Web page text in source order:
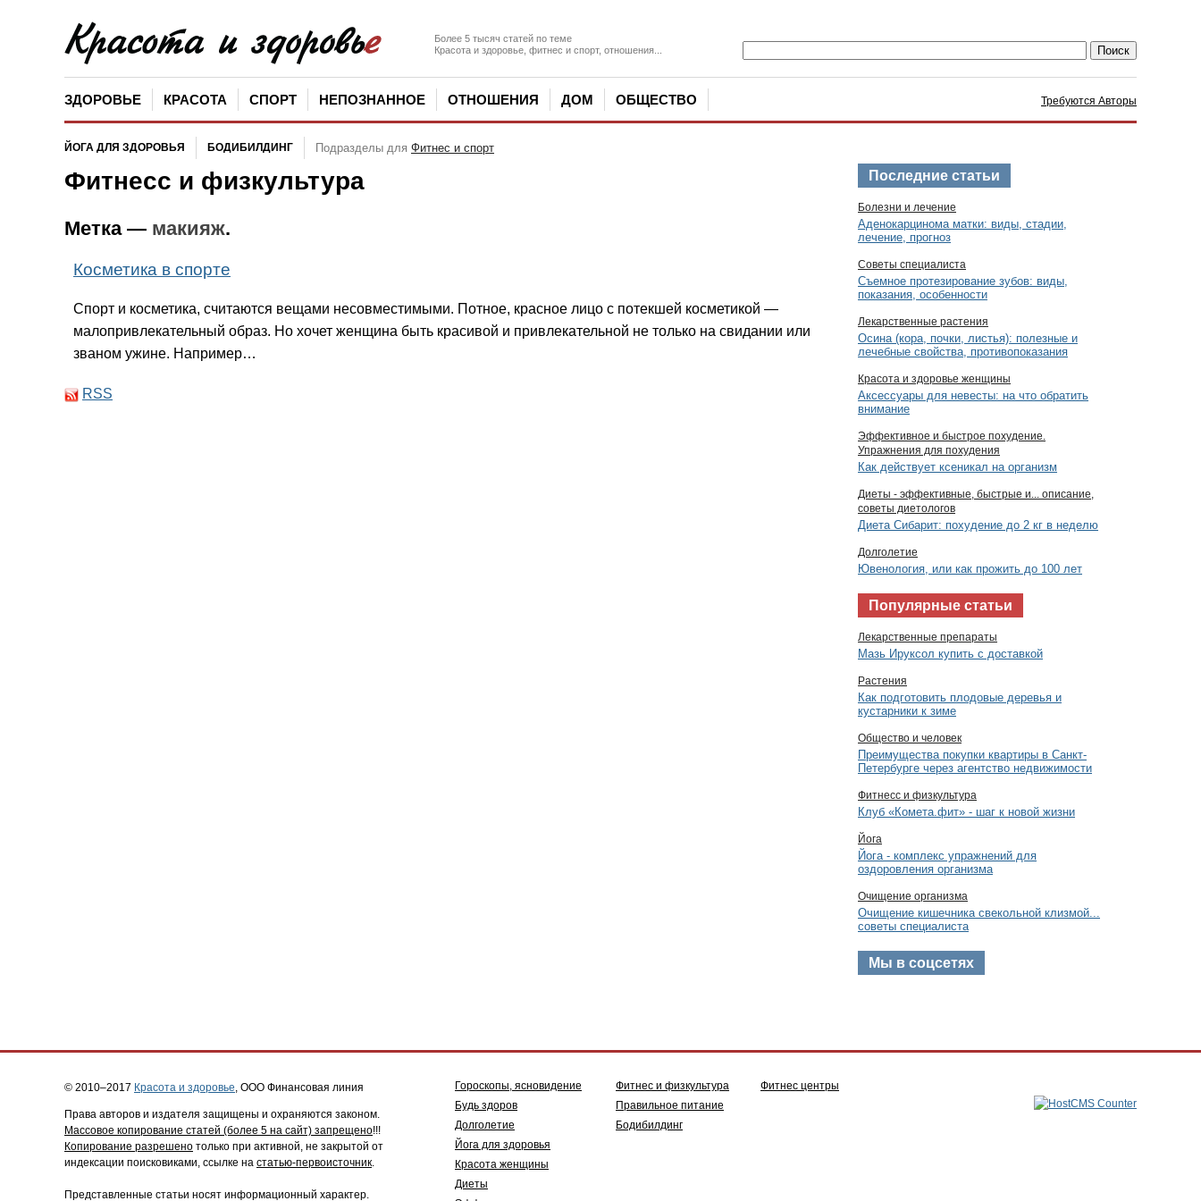
Более 5 тысяч статей по теме
Красота и здоровье, фитнес и спорт, отношения...
ЗДОРОВЬЕ КРАСОТА СПОРТ НЕПОЗНАННОЕ ОТНОШЕНИЯ ДОМ ОБЩЕСТВО Требуются Авторы
Подразделы для Фитнес и спорт
ЙОГА ДЛЯ ЗДОРОВЬЯ БОДИБИЛДИНГ
Фитнесс и физкультура
Метка — макияж.
Косметика в спорте
Спорт и косметика, считаются вещами несовместимыми. Потное, красное лицо с потекшей косметикой —
малопривлекательный образ. Но хочет женщина быть красивой и привлекательной не только на свидании или
званом ужине. Например…
RSS
Последние статьи
Болезни и лечение
Аденокарцинома матки: виды, стадии,
лечение, прогноз
Советы специалиста
Съемное протезирование зубов: виды,
показания, особенности
Лекарственные растения
Осина (кора, почки, листья): полезные и
лечебные свойства, противопоказания
Красота и здоровье женщины
Аксессуары для невесты: на что обратить
внимание
Эффективное и быстрое похудение.
Упражнения для похудения
Как действует ксеникал на организм
Диеты - эффективные, быстрые и... описание,
советы диетологов
Диета Сибарит: похудение до 2 кг в неделю
Долголетие
Ювенология, или как прожить до 100 лет
Популярные статьи
Лекарственные препараты
Мазь Ируксол купить с доставкой
Растения
Как подготовить плодовые деревья и
кустарники к зиме
Общество и человек
Преимущества покупки квартиры в Санкт-
Петербурге через агентство недвижимости
Фитнесс и физкультура
Клуб «Комета.фит» - шаг к новой жизни
Йога
Йога - комплекс упражнений для
оздоровления организма
Очищение организма
Очищение кишечника свекольной клизмой...
советы специалиста
Мы в соцсетях
© 2010–2017 Красота и здоровье, ООО Финансовая линия
Права авторов и издателя защищены и охраняются законом.
Массовое копирование статей (более 5 на сайт) запрещено!!!
Копирование разрешено только при активной, не закрытой от
индексации поисковиками, ссылке на статью-первоисточник.
Представленные статьи носят информационный характер.
Гороскопы, ясновидение
Будь здоров
Долголетие
Йога для здоровья
Красота женщины
Диеты
Фитнес и физкультура
Правильное питание
Бодибилдинг
Фитнес центры